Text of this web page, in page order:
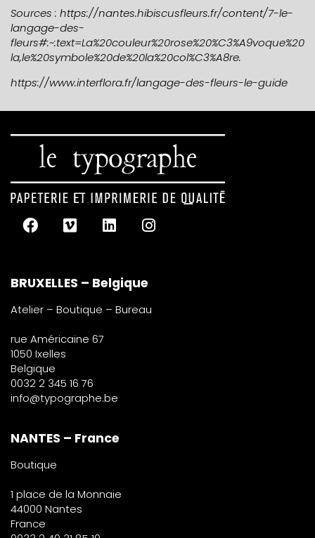
Sources : https://nantes.hibiscusfleurs.fr/content/7-le-
langage-des-
fleurs#:~:text=La%20couleur%20rose%20%C3%A9voque%20
la,le%20symbole%20de%20la%20col%C3%A8re.
https://www.interflora.fr/langage-des-fleurs-le-guide
BRUXELLES – Belgique
Atelier – Boutique – Bureau
rue Américaine 67
1050 Ixelles
Belgique
0032 2 345 16 76
info@typographe.be
NANTES – France
Boutique
1 place de la Monnaie
44000 Nantes
France